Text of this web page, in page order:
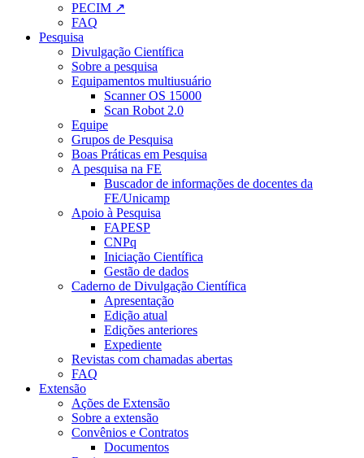
PECIM ↗
FAQ
Pesquisa
Divulgação Científica
Sobre a pesquisa
Equipamentos multiusuário
Scanner OS 15000
Scan Robot 2.0
Equipe
Grupos de Pesquisa
Boas Práticas em Pesquisa
A pesquisa na FE
Buscador de informações de docentes da
FE/Unicamp
Apoio à Pesquisa
FAPESP
CNPq
Iniciação Científica
Gestão de dados
Caderno de Divulgação Científica
Apresentação
Edição atual
Edições anteriores
Expediente
Revistas com chamadas abertas
FAQ
Extensão
Ações de Extensão
Sobre a extensão
Convênios e Contratos
Documentos